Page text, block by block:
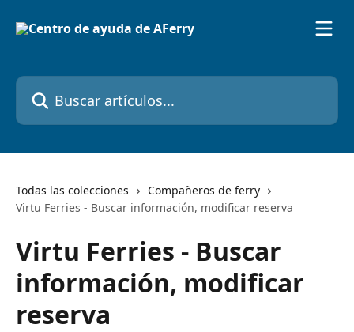
Buscar artículos...
Todas las colecciones
Compañeros de ferry
Virtu Ferries - Buscar información, modificar reserva
Virtu Ferries - Buscar
información, modificar
reserva